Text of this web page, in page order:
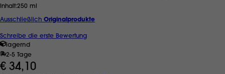
Inhalt 250 ml
Ausschließlich Originalprodukte
Schreibe die erste Bewertung
lagernd
2-5 Tage
€ 34,10